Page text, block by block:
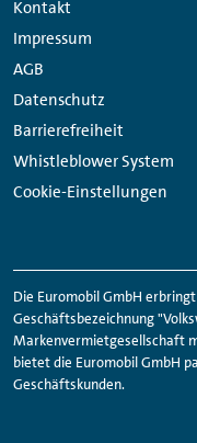
Kontakt
Impressum
AGB
Datenschutz
Barrierefreiheit
Whistleblower System
Cookie-Einstellungen
Links
Die Euromobil GmbH
Geschäftsbezeichnung
Markenvermietgesellschaft
bietet die Euromobil GmbH
Geschäftskunden.